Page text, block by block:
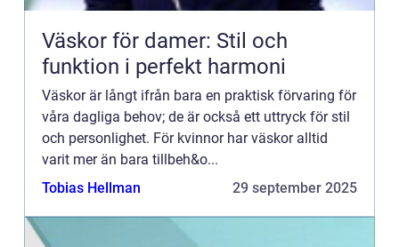
Väskor för damer: Stil och
funktion i perfekt harmoni
Väskor är långt ifrån bara en praktisk förvaring för
våra dagliga behov; de är också ett uttryck för stil
och personlighet. För kvinnor har väskor alltid
varit mer än bara tillbeh&o...
Tobias Hellman
29 september 2025